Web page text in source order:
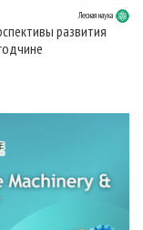
Лесная наука
развития